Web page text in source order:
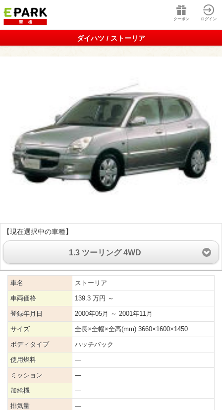
クーポン ログイン
ダイハツ / ストーリア
【現在選択中の車種】
1.3 ツーリング 4WD
車名 ストーリア
車両価格 139.3 万円 ～
登録年月日 2000年05月 ～ 2001年11月
サイズ 全長×全幅×全高(mm) 3660×1600×1450
ボディタイプ ハッチバック
使用燃料 ―
ミッション ―
加給機 ―
排気量 ―